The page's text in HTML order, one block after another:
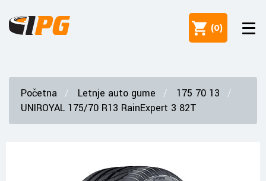
(0)
Početna Letnje auto gume
175 70 13
UNIROYAL 175/70 R13 RainExpert 3 82T